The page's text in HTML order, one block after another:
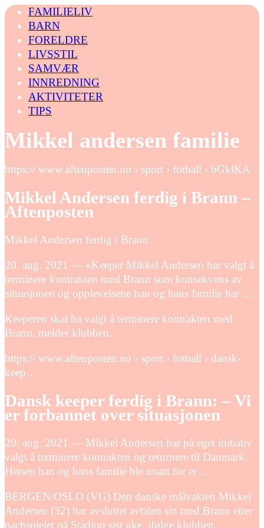
FAMILIELIV
BARN
FORELDRE
LIVSSTIL
SAMVÆR
INNREDNING
AKTIVITETER
TIPS
Mikkel andersen familie
https:// www.aftenposten.no › sport › fotball › bGklKA
Mikkel Andersen ferdig i Brann –
Aftenposten
Mikkel Andersen ferdig i Brann
20. aug. 2021 — «Keeper Mikkel Andersen har valgt å
terminere kontrakten med Brann som konsekvens av
situasjonen og opplevelsene han og hans familie har …
Keeperen skal ha valgt å terminere kontrakten med
Brann, melder klubben.
https:// www.aftenposten.no › sport › fotball › dansk-
keep…
Dansk keeper ferdig i Brann: – Vi
er forbannet over situasjonen
20. aug. 2021 — Mikkel Andersen har på eget initiativ
valgt å terminere kontrakten og returnere til Danmark.
Hetsen han og hans familie ble utsatt for er …
BERGEN/OSLO (VG) Den danske målvakten Mikkel
Andersen (32) har avsluttet avtalen sin med Brann etter
nachspielet på Stadion sist uke, ifølge klubben.